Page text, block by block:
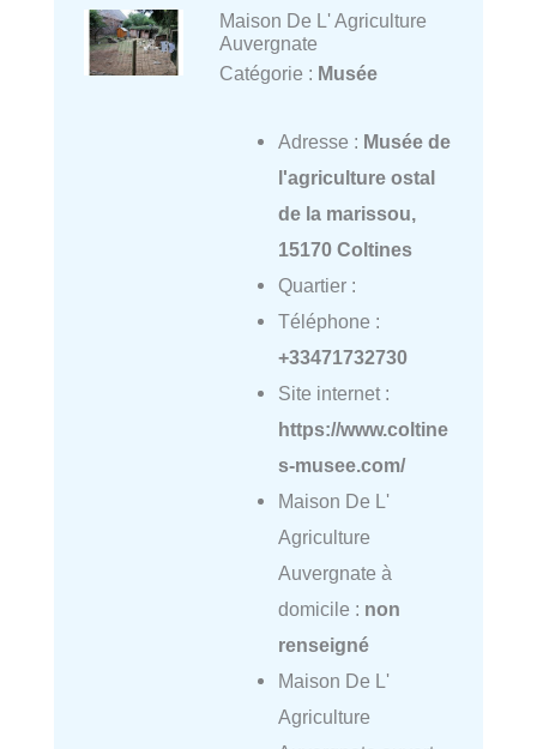
Maison De L' Agriculture
Auvergnate
Catégorie : Musée
Adresse : Musée de
l'agriculture ostal
de la marissou,
15170 Coltines
Quartier :
Téléphone :
+33471732730
Site internet :
https://www.coltine
s-musee.com/
Maison De L'
Agriculture
Auvergnate à
domicile : non
renseigné
Maison De L'
Agriculture